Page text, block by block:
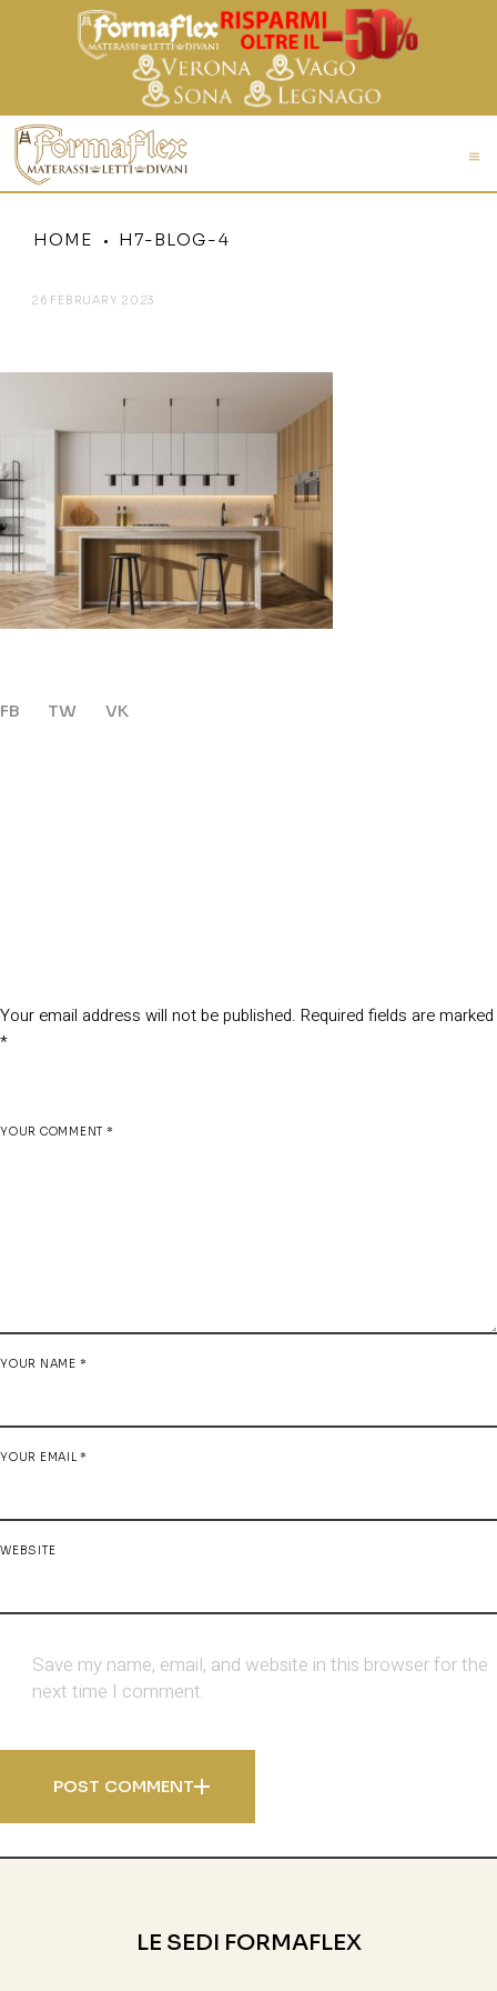
HOME H7-BLOG-4
26 FEBRUARY 2023
FB TW VK
Your email address will not be published. Required fields are marked
*
YOUR COMMENT *
YOUR NAME *
YOUR EMAIL *
WEBSITE
Save my name, email, and website in this browser for the
next time I comment.
POST COMMENT
LE SEDI FORMAFLEX